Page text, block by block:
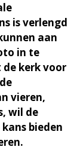
is verlengd
aan
in te
kerk voor
vieren,
wil de
bieden